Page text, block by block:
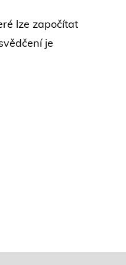
lze započítat
je